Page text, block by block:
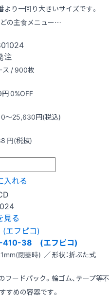
より一回り大きいサイズです。
の主食メニュー…
注
ス / 900枚
円0%OFF
0〜25,630円(税込)
円(税抜)
入れる
見る
410-38 (エフピコ)
閉蓋時) ／ 形状：折ぶた式
フードパック。輪ゴム、テープ等
すめの容器です。